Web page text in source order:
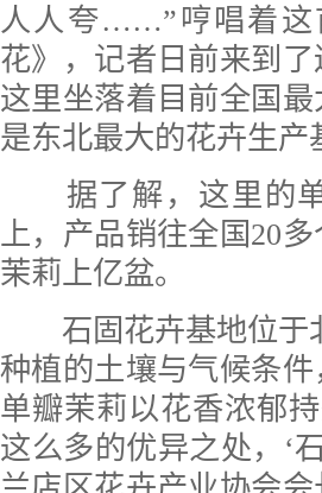
人人夸……”哼唱着这
花》，记者日前来到
这里坐落着目前全国
是东北最大的花卉生
据了解，这里的单
上，产品销往全国20
茉莉上亿盆。
石固花卉基地位于北
种植的土壤与气候条
单瓣茉莉以花香浓郁
这么多的优异之处，‘